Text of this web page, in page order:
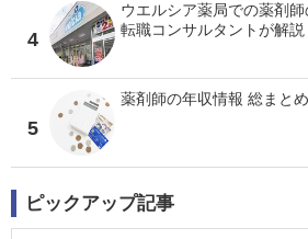
4
ウエルシア薬局での薬剤
転職コンサルタントが解説
5
薬剤師の年収情報 総まとめ
ピックアップ記事